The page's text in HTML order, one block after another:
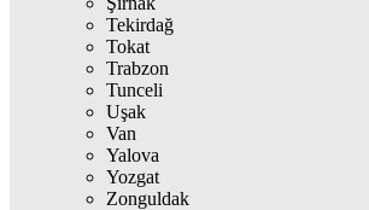
Tekirdağ
Tokat
Trabzon
Tunceli
Uşak
Van
Yalova
Yozgat
Zonguldak